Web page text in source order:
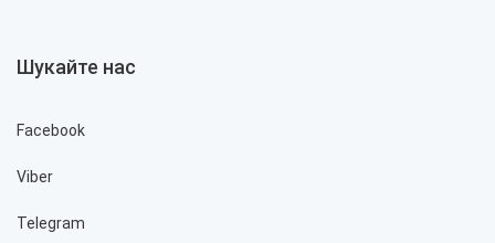
Шукайте нас
Facebook
Viber
Telegram